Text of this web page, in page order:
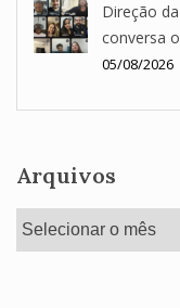
Direção
conversa
05/08/2026
Arquivos
Arquivos